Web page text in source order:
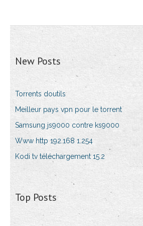
New Posts
Torrents doutils
Meilleur pays vpn pour le torrent
Samsung js9000 contre ks9000
Www http 192.168 1.254
Kodi tv téléchargement 15.2
Top Posts